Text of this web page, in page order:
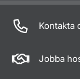
Om sidan
Kontakta
Jobba